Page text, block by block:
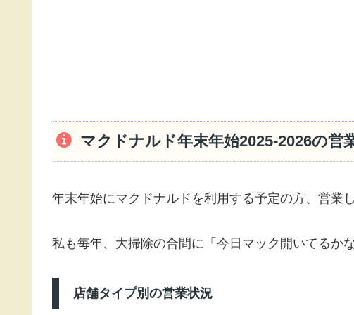
マクドナルド年末年始2025-2026の営
年末年始にマクドナルドを利用する予定の方、営業
私も毎年、大掃除の合間に「今日マック開いてるか
店舗タイプ別の営業状況